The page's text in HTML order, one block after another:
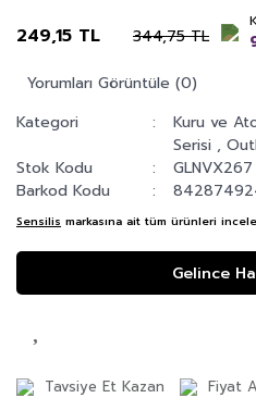
249,15 TL 344,75 TL
Yorumları Görüntüle (0)
Kategori
Kuru ve
Serisi ,
Stok Kodu
GLNVX267
Barkod Kodu
Sensilis markasına ait tüm ürünleri
Gelince
Tavsiye Et Kazan Fiyat